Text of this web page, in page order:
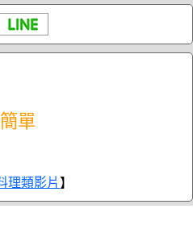
單
理類影片 】